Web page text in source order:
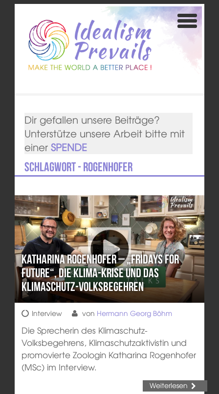
Dir gefallen unsere Beiträge?
Unterstütze unsere Arbeit bitte mit
einer SPENDE
Schlagwort - Rogenhofer
Katharina Rogenhofer – „Fridays for
Future“, die Klima-Krise und das
Klimaschutz-Volksbegehren
Interview von Hermann Georg Böhm
Die Sprecherin des Klimaschutz-
Volksbegehrens, Klimaschutzaktivistin und
promovierte Zoologin Katharina Rogenhofer
(MSc) im Interview.
Weiterlesen